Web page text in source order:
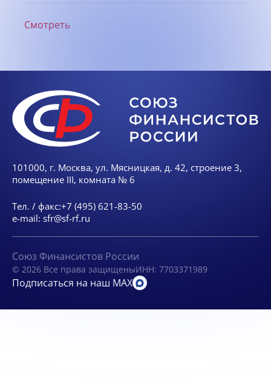
Смотреть
101000, г. Москва, ул. Мясницкая, д. 42, строение 3,
помещение III, комната № 6
Тел. / факс:+7 (495) 621-83-50
e-mail: sfr@sf-rf.ru
Союз Финансистов России
© 2026 Все права защищеныИНН: 7703371989
Подписаться на наш MAX